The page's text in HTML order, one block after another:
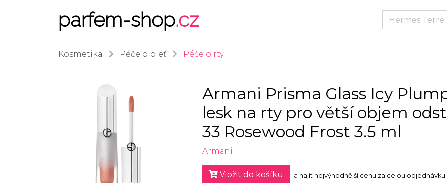
parfem-shop.cz
Kosmetika Péče o pleť Péče o rty
Armani Prisma Glass Icy
lesk na rty pro větší objem
33 Rosewood Frost 3.5 ml
Armani
Vložit do košíku a najít nejvýhodnější cenu za celou objednávku